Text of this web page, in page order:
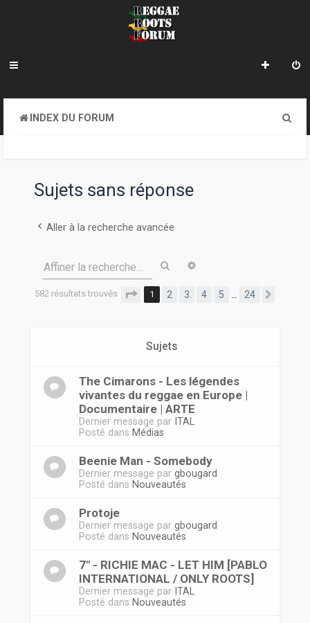
INDEX DU FORUM
Sujets sans réponse
Aller à la recherche avancée
Affiner la recherche… Rechercher
582 résultats trouvés Page 1sur
1 2 3 4 5 24
Sujets
The Cimarons - Les légendes
vivantes du reggae en Europe |
Documentaire | ARTE
Dernier message par ITAL
Posté dans Médias
Beenie Man - Somebody
Dernier message par gbougard
Posté dans Nouveautés
Protoje
Dernier message par gbougard
Posté dans Nouveautés
7" - RICHIE MAC - LET HIM [PABLO
INTERNATIONAL / ONLY ROOTS]
Dernier message par ITAL
Posté dans Nouveautés